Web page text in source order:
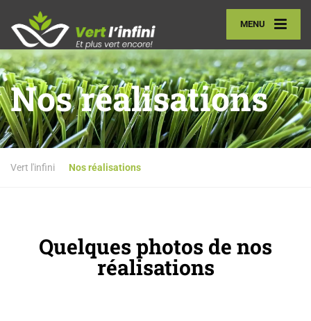
MENU
Nos réalisations
Vert l'infini Nos réalisations
Quelques photos de nos
réalisations